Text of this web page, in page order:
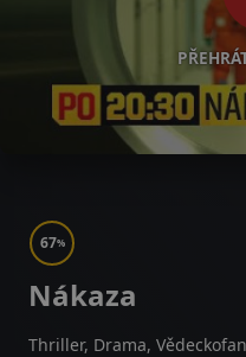
67%
Nákaza
Thriller, Drama,